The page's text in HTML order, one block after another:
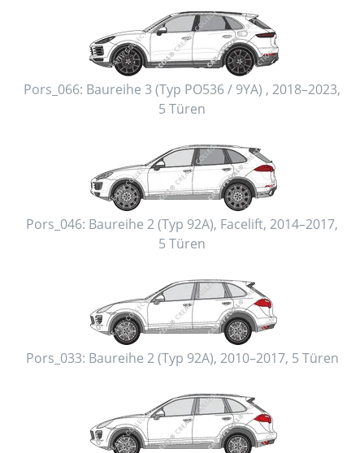
Pors_066: Baureihe 3 (Typ PO536 / 9YA) , 2018–2023,
5 Türen
Pors_046: Baureihe 2 (Typ 92A), Facelift, 2014–2017,
5 Türen
Pors_033: Baureihe 2 (Typ 92A), 2010–2017, 5 Türen